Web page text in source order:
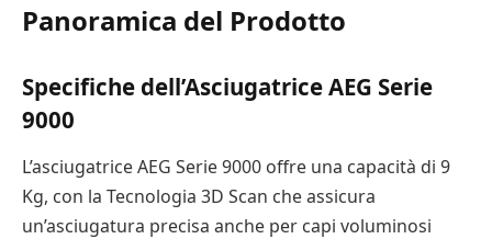
Panoramica del Prodotto
Specifiche dell’Asciugatrice AEG Serie
9000
L’asciugatrice AEG Serie 9000 offre una capacità di 9
Kg, con la Tecnologia 3D Scan che assicura
un’asciugatura precisa anche per capi voluminosi